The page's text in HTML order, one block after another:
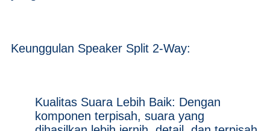
Keunggulan Speaker Split 2-Way:
Kualitas Suara Lebih Baik: Dengan
komponen terpisah, suara yang